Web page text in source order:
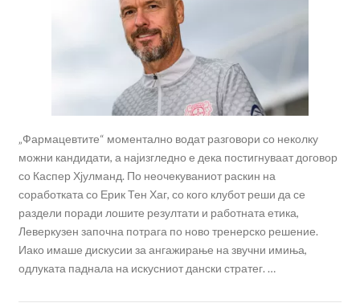
„Фармацевтите“ моментално водат разговори со неколку
можни кандидати, а најизгледно е дека постигнуваат договор
со Каспер Хјулманд. По неочекуваниот раскин на
соработката со Ерик Тен Хаг, со кого клубот реши да се
раздели поради лошите резултати и работната етика,
Леверкузен започна потрага по ново тренерско решение.
Иако имаше дискусии за ангажирање на звучни имиња,
одлуката паднала на искусниот дански стратег. …